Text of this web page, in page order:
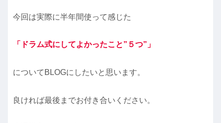
今回は実際に半年間使って感じた
「ドラム式にしてよかったこと”５つ”」
についてBLOGにしたいと思います。
良ければ最後までお付き合いください。